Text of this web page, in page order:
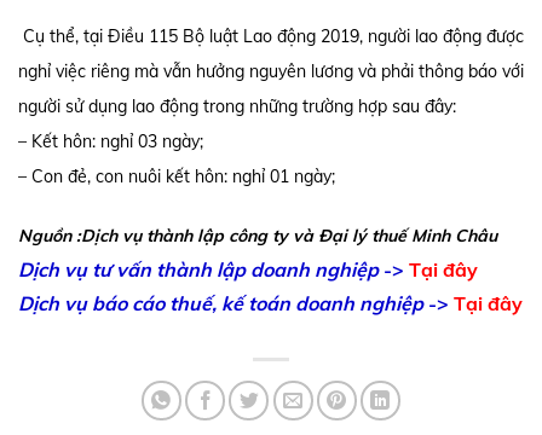
Cụ thể, tại Điều 115 Bộ luật Lao động 2019, người lao động được
nghỉ việc riêng mà vẫn hưởng nguyên lương và phải thông báo với
người sử dụng lao động trong những trường hợp sau đây:
– Kết hôn: nghỉ 03 ngày;
– Con đẻ, con nuôi kết hôn: nghỉ 01 ngày;
Nguồn :Dịch vụ thành lập công ty và Đại lý thuế Minh Châu
Dịch vụ tư vấn thành lập doanh nghiệp -> Tại đây
Dịch vụ báo cáo thuế, kế toán doanh nghiệp-> Tại đây